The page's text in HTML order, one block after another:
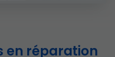
en réparation